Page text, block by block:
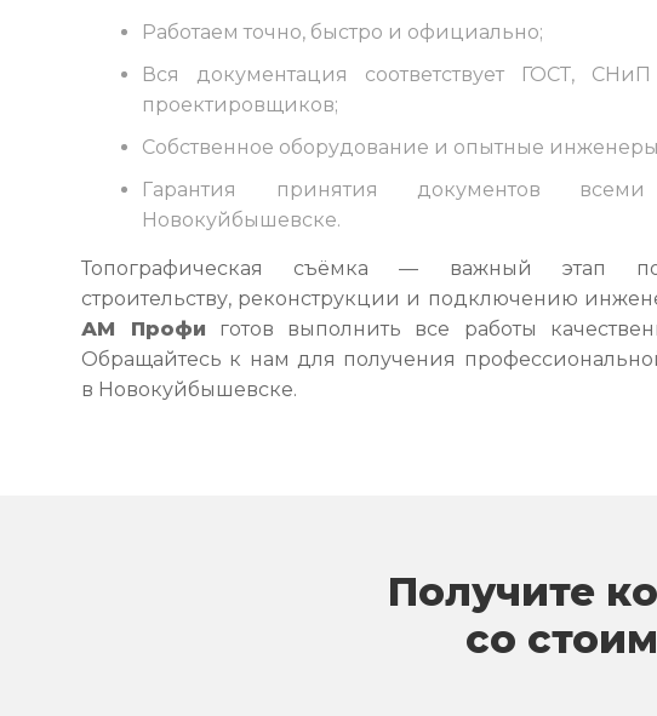
Работаем точно, быстро и официально;
Вся документация соответствует ГОСТ,
проектировщиков;
Собственное оборудование и опытные
Гарантия принятия документов
Новокуйбышевске.
Топографическая съёмка — важный этап
строительству, реконструкции и подключению
АМ Профи готов выполнить все работы
Обращайтесь к нам для получения
в Новокуйбышевске.
Получите
со